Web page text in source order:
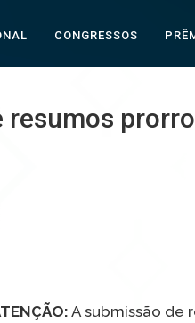
CONGRESSOS
resumos
A submissão de